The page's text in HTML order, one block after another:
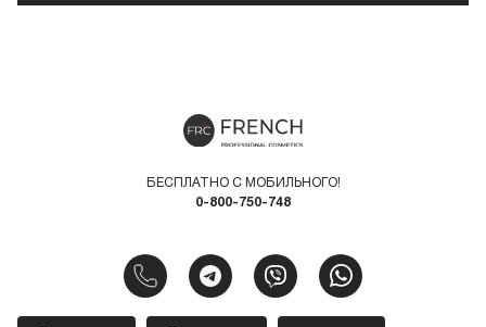
БЕСПЛАТНО С МОБИЛЬНОГО!
0-800-750-748